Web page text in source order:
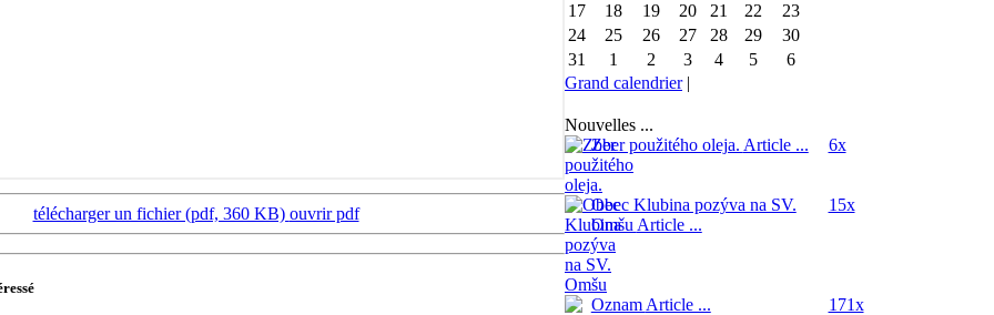
télécharger un fichier (pdf, 360 KB) ouvrir pdf
17
18 19 20 21 22
23
24
25 26 27 28 29
30
31
1 2 3 4 5
6
Grand calendrier|
Nouvelles ...
Zber použitého oleja. Article ... 6x
Obec Klubina pozýva na SV.
Omšu Article ...
15x
Oznam Article ...
171x